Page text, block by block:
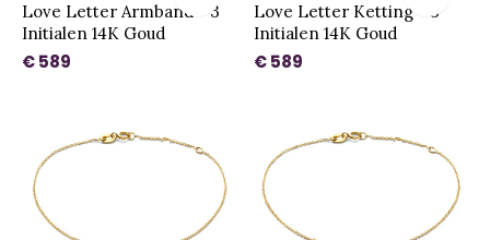
Love Letter Armband - 3
Initialen 14K Goud
€ 589
Love Letter Ketting - 3
Initialen 14K Goud
€ 589